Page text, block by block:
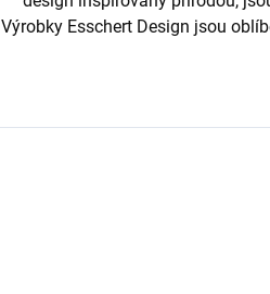
Výrobky Esschert Design jsou